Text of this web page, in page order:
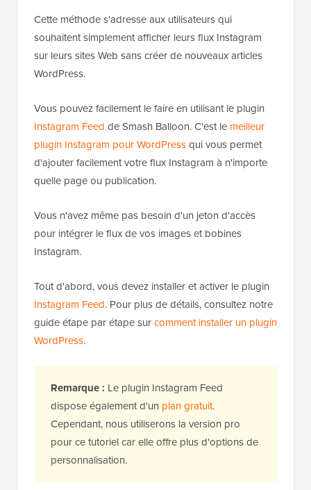
Cette méthode s'adresse aux utilisateurs qui
souhaitent simplement afficher leurs flux Instagram
sur leurs sites Web sans créer de nouveaux articles
WordPress.
Vous pouvez facilement le faire en utilisant le plugin
Instagram Feed de Smash Balloon. C'est le meilleur
plugin Instagram pour WordPressqui vous permet
d'ajouter facilement votre flux Instagram à n'importe
quelle page ou publication.
Vous n'avez même pas besoin d'un jeton d'accès
pour intégrer le flux de vos images et bobines
Instagram.
Tout d'abord, vous devez installer et activer le plugin
Instagram Feed. Pour plus de détails, consultez notre
guide étape par étape surcomment installer un plugin
WordPress.
Remarque : Le plugin Instagram Feed
dispose également d'un plan gratuit.
Cependant, nous utiliserons la version pro
pour ce tutoriel car elle offre plus d'options de
personnalisation.